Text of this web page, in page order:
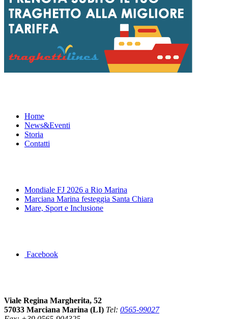
Home
News&Eventi
Storia
Contatti
Mondiale FJ 2026 a Rio Marina
Marciana Marina festeggia Santa Chiara
Mare, Sport e Inclusione
Facebook
Viale Regina Margherita, 52
57033 Marciana Marina (LI) Tel: 0565-99027